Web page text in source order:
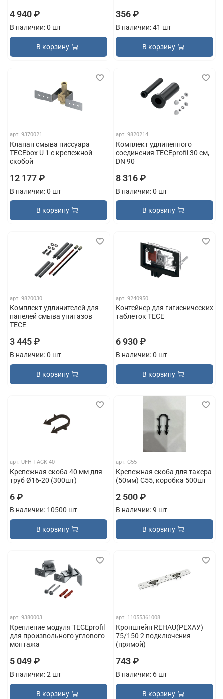
4 940 ₽
В наличии: 0 шт
В корзину
356 ₽
В наличии: 41 шт
В корзину
арт.9370021
Клапан смыва писсуара
TECEbox U 1 с крепежной
скобой
12 177 ₽
В наличии: 0 шт
В корзину
арт. 9820214
Комплект удлиненного
соединения TECEprofil 30 см,
DN 90
8 316 ₽
В наличии: 0 шт
В корзину
арт.9820030
Комплект удлинителей для
панелей смыва унитазов
TECE
3 445 ₽
В наличии: 0 шт
В корзину
арт. 9240950
Контейнер для гигиенических
таблеток TECE
6 930 ₽
В наличии: 0 шт
В корзину
арт.UFH-TACK-40
Крепежная скоба 40 мм для
труб Ø16-20 (300шт)
6 ₽
В наличии: 10500 шт
В корзину
арт. С55
Крепежная скоба для такера
(50мм) С55, коробка 500шт
2 500 ₽
В наличии: 9 шт
В корзину
арт.9380003
Крепление модуля TECEprofil
для произвольного углового
монтажа
5 049 ₽
В наличии: 2 шт
В корзину
арт. 11055361008
Кронштейн REHAU(РЕХАУ)
75/150 2 подключения
(прямой)
743 ₽
В наличии: 6 шт
В корзину